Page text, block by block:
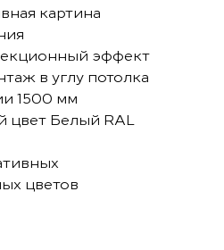
картина
эффект
в углу потолка
1500 мм
цвет Белый RAL
цветов